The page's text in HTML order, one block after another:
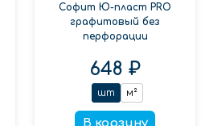
Софит Ю-пласт PRO
графитовый без
перфорации
648 ₽
шт м²
В корзину